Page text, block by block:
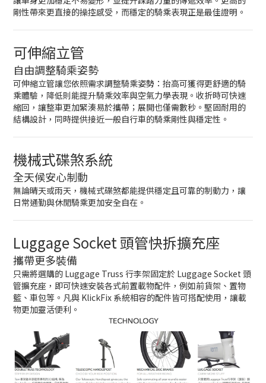
剛性帶來更直接的操控感受，而穩定的騎乘表現正是最佳證明。
可伸縮立管
自由調整騎乘姿勢
可伸縮立管讓您依照需求調整騎乘姿勢：抬高可獲得更舒適的騎
乘體驗，降低則能提升騎乘效率與空氣力學表現。收折時可快速
縮回，讓整車更加緊湊易於攜帶；展開也僅需數秒。堅固耐用的
結構設計，同時提供接近一般自行車的騎乘剛性與穩定性。
機械式碟煞系統
全天候安心制動
無論晴天或雨天，機械式碟煞都能提供穩定且可靠的制動力，讓
日常通勤與休閒騎乘更加安全自在。
Luggage Socket 頭管快拆擴充座
攜帶更多裝備
只需將選購的 Luggage Truss 行李架固定於 Luggage Socket 頭
管擴充座，即可快速安裝各式前置載物配件，例如前貨架、置物
籃、車包等。凡與 KlickFix 系統相容的配件皆可搭配使用，讓載
物更加靈活便利。